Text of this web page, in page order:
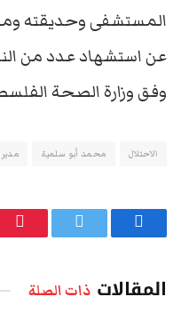
المستشفى وحديقته
عن استشهاد عدد من
وفق وزارة الصحة
الاحتلال محمد أبو سلمية
فيسبوك تويتر
المقالات ذات الصلة